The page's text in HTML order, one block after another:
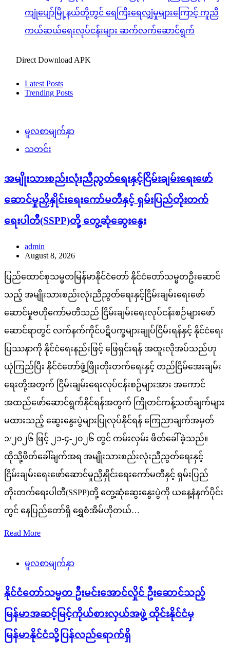
ကျုံပျော်မြို့နယ်တို့တွင် ရေကြီးရေလျှံမှုများကြောင့် ကူညီ
ကယ်ဆယ်ရေးလုပ်ငန်းများ ဆက်လက်ဆောင်ရွက်
Direct Download APK
Latest Posts
Trending Posts
မူလစာမျက်နှာ
သတင်း
အမျိုးသားစည်းလုံးညီညွတ်ရေးနှင့်ငြိမ်းချမ်းရေးဖော်
ဆောင်မှုညှိနှိုင်းရေးကော်မတီနှင့် ရှမ်းပြည်တိုးတက်
ရေးပါတီ(SSPP)တို့ တွေ့ဆုံဆွေးနွေး
admin
August 8, 2026
ပြည်ထောင်စုသမ္မတမြန်မာနိုင်ငံတော် နိုင်ငံတော်သမ္မတဦးဆောင်
သည့် အမျိုးသားစည်းလုံးညီညွတ်ရေးနှင့်ငြိမ်းချမ်းရေးဖော်
ဆောင်မှုဗဟိုကော်မတီသည် ငြိမ်းချမ်းရေးလုပ်ငန်းစဉ်များဖော်
ဆောင်ရာတွင် လက်နက်ကိုင်ပဋိပက္ခများချုပ်ငြိမ်းရန်နှင့် နိုင်ငံရေး
ပြဿနာကို နိုင်ငံရေးနည်းဖြင့် ဖြေရှင်းရန် အထူးလိုအပ်သည်ဟု
ယုံကြည်ပြီး နိုင်ငံတော်ဖွံ့ဖြိုးတိုးတက်ရေးနှင့် တည်ငြိမ်အေးချမ်း
ရေးတို့အတွက် ငြိမ်းချမ်းရေးလုပ်ငန်းစဉ်များအား အကောင်
အထည်ဖော်ဆောင်ရွက်နိုင်ရန်အတွက် ကြိုတင်ကန့်သတ်ချက်များ
မထားသည့် ဆွေးနွေးပွဲများပြုလုပ်နိုင်ရန် ကြေညာချက်အမှတ်
၁/၂၀၂၆ ဖြင့် ၂၁-၄-၂၀၂၆ တွင် ကမ်းလှမ်း ဖိတ်ခေါ်ခဲ့သည်။
ထိုသို့ဖိတ်ခေါ်ချက်အရ အမျိုးသားစည်းလုံးညီညွတ်ရေးနှင့်
ငြိမ်းချမ်းရေးဖော်ဆောင်မှုညှိနှိုင်းရေးကော်မတီနှင့် ရှမ်းပြည်
တိုးတက်ရေးပါတီ(SSPP)တို့ တွေ့ဆုံဆွေးနွေးပွဲကို ယနေ့နံနက်ပိုင်း
တွင် နေပြည်တော်ရှိ ရွှေစံအိမ်ဟိုတယ်…
Read More
မူလစာမျက်နှာ
နိုင်ငံတော်သမ္မတ ဦးမင်းအောင်လှိုင် ဦးဆောင်သည့်
မြန်မာအဆင့်မြင့်ကိုယ်စားလှယ်အဖွဲ့ ထိုင်းနိုင်ငံမှ
မြန်မာနိုင်ငံသို့ပြန်လည်ရောက်ရှိ